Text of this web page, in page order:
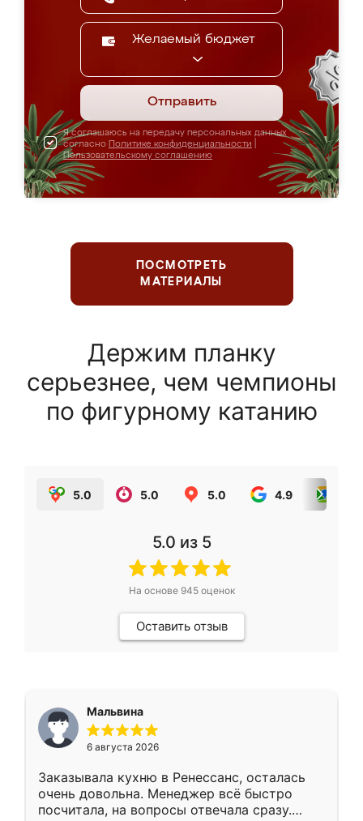
Желаемый бюджет
Отправить
Я соглашаюсь на передачу персональных данных
согласно Политике конфиденциальности
Пользовательскому соглашению
ПОСМОТРЕТЬ
МАТЕРИАЛЫ
Держим планку
серьезнее, чем чемпионы
по фигурному катанию
5.0 5.0 5.0 4.9
5.0 из 5
На основе 945оценок
Оставить отзыв
Мальвина
6 августа 2026
Заказывала кухню в Ренессанс, осталась
очень довольна. Менеджер всё быстро
посчитала, на вопросы отвечала сразу.